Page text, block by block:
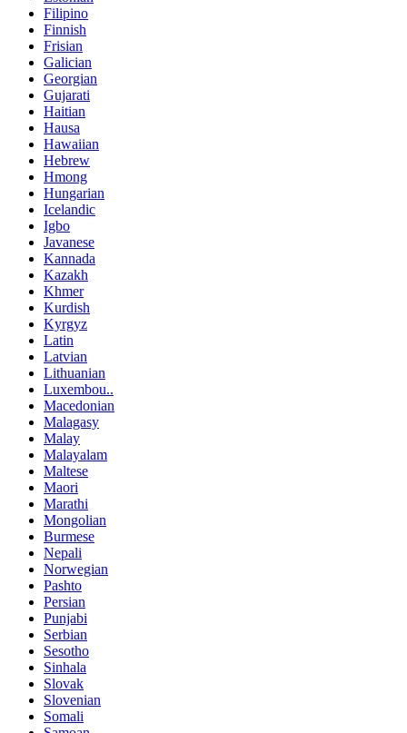
Filipino
Finnish
Frisian
Galician
Georgian
Gujarati
Haitian
Hausa
Hawaiian
Hebrew
Hmong
Hungarian
Icelandic
Igbo
Javanese
Kannada
Kazakh
Khmer
Kurdish
Kyrgyz
Latin
Latvian
Lithuanian
Luxembou..
Macedonian
Malagasy
Malay
Malayalam
Maltese
Maori
Marathi
Mongolian
Burmese
Nepali
Norwegian
Pashto
Persian
Punjabi
Serbian
Sesotho
Sinhala
Slovak
Slovenian
Somali